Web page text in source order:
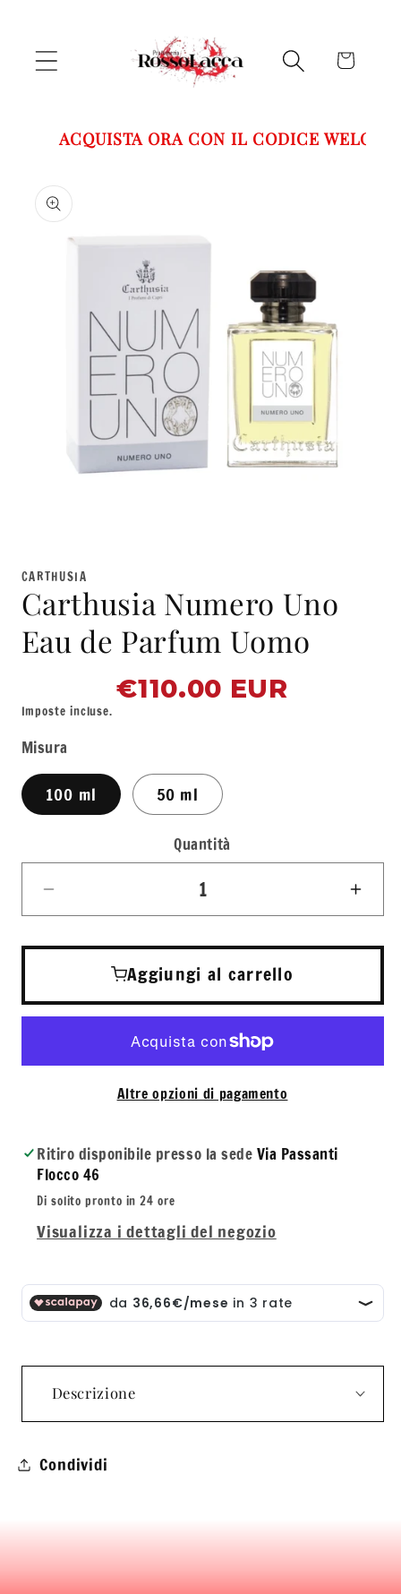
Carrello
ACQUISTA ORA CON IL CODICE
Passa alle
informazioni
sul prodotto
multimediali
1
in
finestra
CARTHUSIA
Carthusia Numero Uno
Eau de Parfum Uomo
Prezzo
di
€110.00 EUR
Imposte incluse.
Misura
100 ml 50 ml
Quantità
Quantità
quantità
per
Carthusia
Numero
Uno
de
per
Uno
de
Aggiungi al carrello
Altre opzioni di pagamento
Ritiro disponibile presso la sede Via Passanti
Flocco 46
Di solito pronto in 24 ore
Visualizza i dettagli del negozio
Descrizione
Condividi